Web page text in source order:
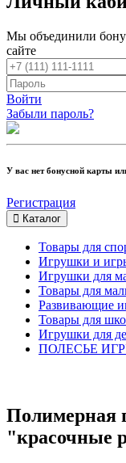
Мы объединили
сайте
Войти
Забыли пароль?
У вас нет бонусной карты
Регистрация
Каталог
Товары для
Игрушки и
Игрушки для
Товары для
Развивающие
Товары для
Игрушки для
ПОЛЕСЬЕ
Полимерная
"красочные